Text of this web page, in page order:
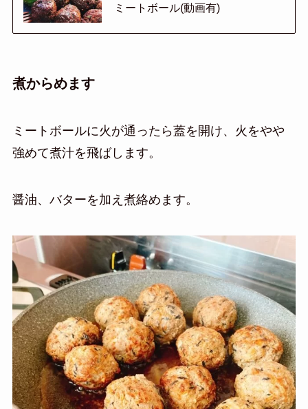
ミートボール(動画有)
煮からめます
ミートボールに火が通ったら蓋を開け、火をやや
強めて煮汁を飛ばします。
醤油、バターを加え煮絡めます。